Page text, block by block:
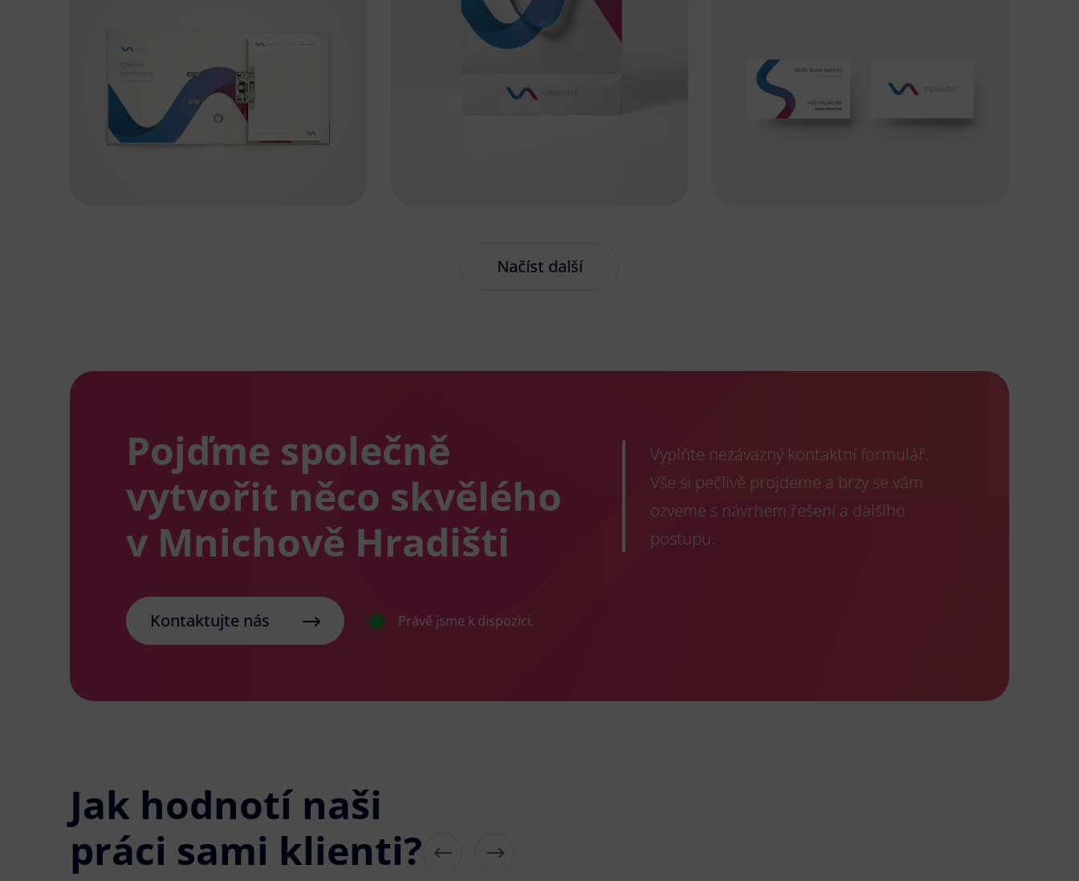
Načíst další
Pojďme společně
vytvořit něco skvělého
v Mnichově Hradišti
Vyplňte nezávazný kontaktní formulář.
Vše si pečlivě projdeme a brzy se vám
ozveme s návrhem řešení a dalšího
postupu.
Kontaktujte nás Právě jsme k dispozici.
Jak hodnotí naši
práci sami klienti?